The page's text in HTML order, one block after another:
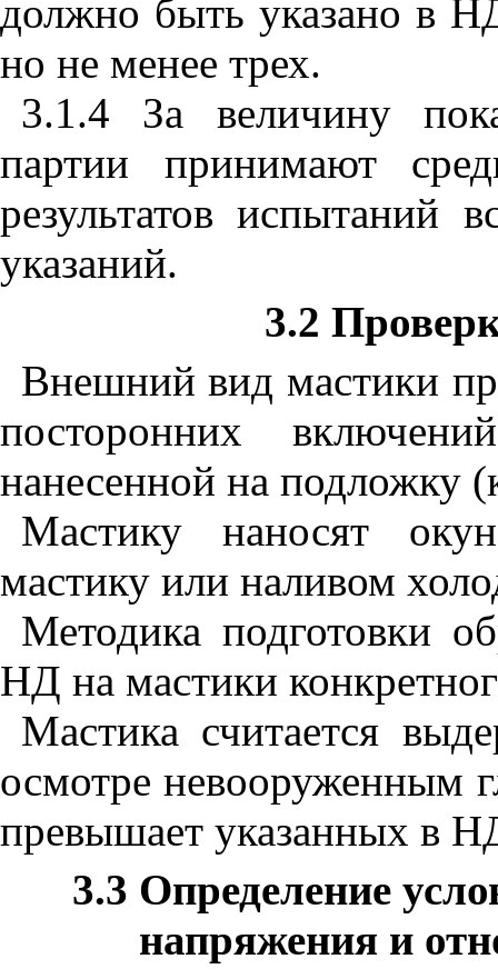
должно быть указано в
но не менее трех.
3.1.4 За величину
партии принимают
результатов испытаний
указаний.
3.2
Внешний вид мастики
посторонних
нанесенной на подложку
Мастику наносят
мастику или наливом
Методика подготовки
НД на мастики
Мастика считается
осмотре невооруженным
превышает указанных в
3.3 Определение
напряжения и